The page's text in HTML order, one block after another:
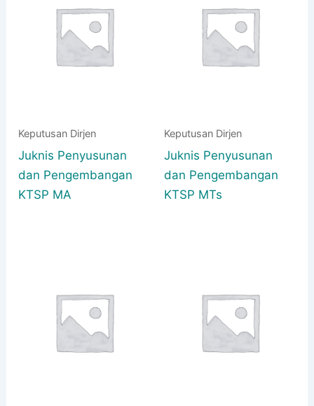
Keputusan Dirjen
Juknis Penyusunan
dan Pengembangan
KTSP MA
Keputusan Dirjen
Juknis Penyusunan
dan Pengembangan
KTSP MTs